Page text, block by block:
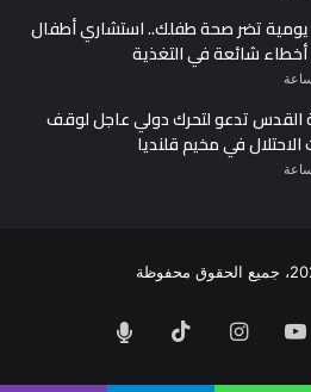
في مواجهة التحديات.
يومية تضر صحة طفلك.. استشاري أطفال
شائعة في التغذية
تدعو لتحرك دولي عاجل لوقف
الاحتلال في مخيم قلنديا
‫YouTubeانستقرام ‫TikTokالراديو